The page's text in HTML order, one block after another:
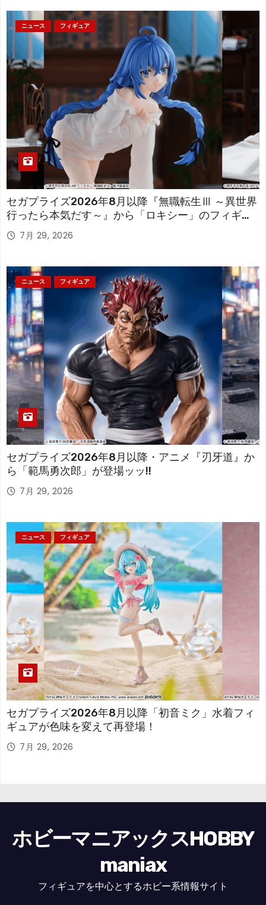
ニュース フィギュア
セガプライズ2026年8月以降『無職転生Ⅲ ～異世界
行ったら本気だす～』から「ロキシー」のフィギュ
アが登場！
7月 29, 2026
ニュース フィギュア
セガプライズ2026年8月以降・アニメ『刃牙道』か
ら「範馬勇次郎」が登場ッッ!!
7月 29, 2026
ニュース フィギュア
セガプライズ2026年8月以降「初音ミク」水着フィ
ギュアが色味を変えて再登場！
7月 29, 2026
ホビーマニアックスHOBBY
maniax
フィギュアを中心とするホビー系情報サイト